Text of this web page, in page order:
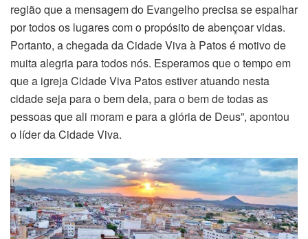
região que a mensagem do Evangelho precisa se espalhar
por todos os lugares com o propósito de abençoar vidas.
Portanto, a chegada da Cidade Viva à Patos é motivo de
muita alegria para todos nós. Esperamos que o tempo em
que a igreja Cidade Viva Patos estiver atuando nesta
cidade seja para o bem dela, para o bem de todas as
pessoas que ali moram e para a glória de Deus”, apontou
o líder da Cidade Viva.